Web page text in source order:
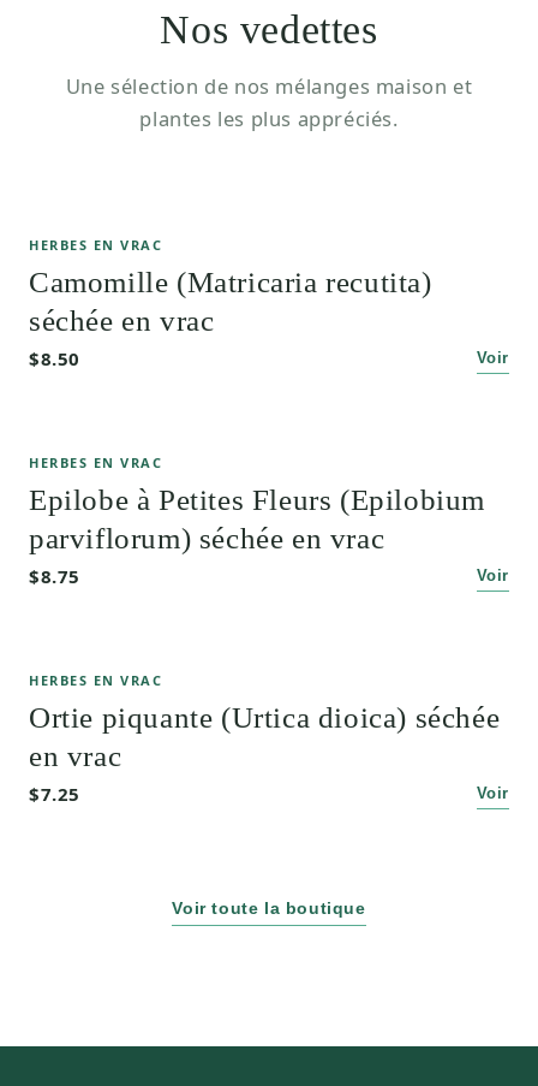
Nos vedettes
Une sélection de nos mélanges maison et
plantes les plus appréciés.
HERBES EN VRAC
Camomille (Matricaria recutita)
séchée en vrac
$8.50 Voir
HERBES EN VRAC
Epilobe à Petites Fleurs (Epilobium
parviflorum) séchée en vrac
$8.75 Voir
HERBES EN VRAC
Ortie piquante (Urtica dioica) séchée
en vrac
$7.25 Voir
Voir toute la boutique